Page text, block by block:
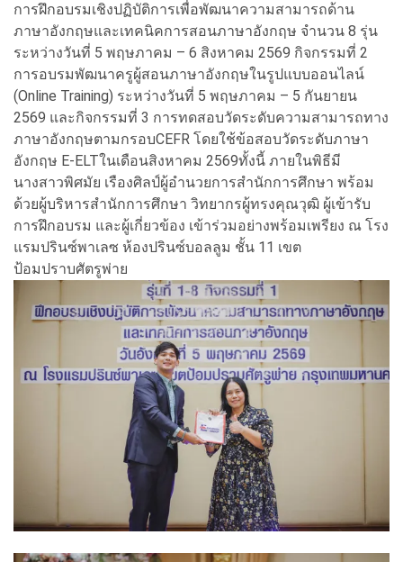
การฝึกอบรมเชิงปฏิบัติการเพื่อพัฒนาความสามารถด้าน
ภาษาอังกฤษและเทคนิคการสอนภาษาอังกฤษ จำนวน 8 รุ่น
ระหว่างวันที่ 5 พฤษภาคม – 6 สิงหาคม 2569 กิจกรรมที่ 2
การอบรมพัฒนาครูผู้สอนภาษาอังกฤษในรูปแบบออนไลน์
(Online Training) ระหว่างวันที่ 5 พฤษภาคม – 5 กันยายน
2569 และกิจกรรมที่ 3 การทดสอบวัดระดับความสามารถทาง
ภาษาอังกฤษตามกรอบCEFR โดยใช้ข้อสอบวัดระดับภาษา
อังกฤษ E-ELTในเดือนสิงหาคม 2569ทั้งนี้ ภายในพิธีมี
นางสาวพิศมัย เรืองศิลป์ผู้อำนวยการสำนักการศึกษา พร้อม
ด้วยผู้บริหารสำนักการศึกษา วิทยากรผู้ทรงคุณวุฒิ ผู้เข้ารับ
การฝึกอบรม และผู้เกี่ยวข้อง เข้าร่วมอย่างพร้อมเพรียง ณ โรง
แรมปรินซ์พาเลซ ห้องปรินซ์บอลลูม ชั้น 11 เขต
ป้อมปราบศัตรูพ่าย